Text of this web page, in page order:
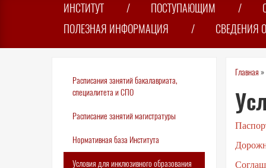
ИНСТИТУТ ПОСТУПАЮЩИМ
ПОЛЕЗНАЯ ИНФОРМАЦИЯ
СВЕДЕНИЯ
Расписания занятий бакалавриата,
специалитета и СПО
Расписание занятий магистратуры
Нормативная база Института
Условия для инклюзивного образования
Вы
Главная »